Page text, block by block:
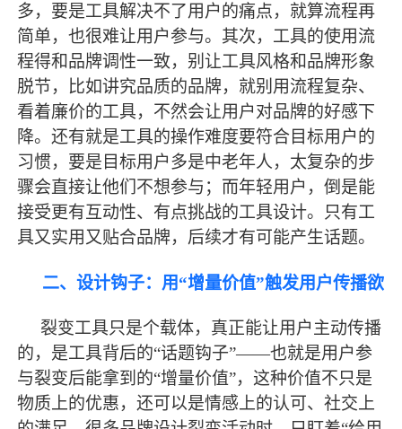
多，要是工具解决不了用户的痛点，就算流程再
简单，也很难让用户参与。其次，工具的使用流
程得和品牌调性一致，别让工具风格和品牌形象
脱节，比如讲究品质的品牌，就别用流程复杂、
看着廉价的工具，不然会让用户对品牌的好感下
降。还有就是工具的操作难度要符合目标用户的
习惯，要是目标用户多是中老年人，太复杂的步
骤会直接让他们不想参与；而年轻用户，倒是能
接受更有互动性、有点挑战的工具设计。只有工
具又实用又贴合品牌，后续才有可能产生话题。
二、设计钩子：用“增量价值”触发用户传播欲
裂变工具只是个载体，真正能让用户主动传播
的，是工具背后的“话题钩子”——也就是用户参
与裂变后能拿到的“增量价值”，这种价值不只是
物质上的优惠，还可以是情感上的认可、社交上